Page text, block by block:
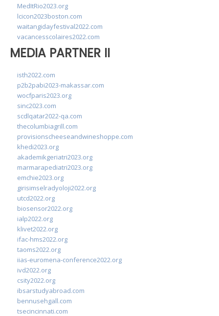
MedItRio2023.org
lcicon2023boston.com
waitangidayfestival2022.com
vacancesscolaires2022.com
MEDIA PARTNER II
isth2022.com
p2b2pabi2023-makassar.com
wocfparis2023.org
sinc2023.com
scdlqatar2022-qa.com
thecolumbiagrill.com
provisionscheeseandwineshoppe.com
khedi2023.org
akademikgeriatri2023.org
marmarapediatri2023.org
emchie2023.org
girisimselradyoloji2022.org
utcd2022.org
biosensor2022.org
ialp2022.org
klivet2022.org
ifac-hms2022.org
taoms2022.org
iias-euromena-conference2022.org
ivd2022.org
csity2022.org
ibsarstudyabroad.com
bennusehgall.com
tsecincinnati.com